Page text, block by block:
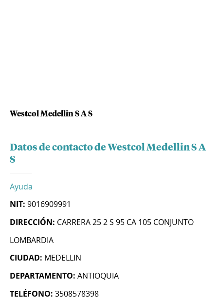
Westcol Medellin S A S
Datos de contacto de Westcol Medellin S A
S
Ayuda
NIT: 9016909991
DIRECCIÓN: CARRERA 25 2 S 95 CA 105 CONJUNTO
LOMBARDIA
CIUDAD: MEDELLIN
DEPARTAMENTO: ANTIOQUIA
TELÉFONO: 3508578398